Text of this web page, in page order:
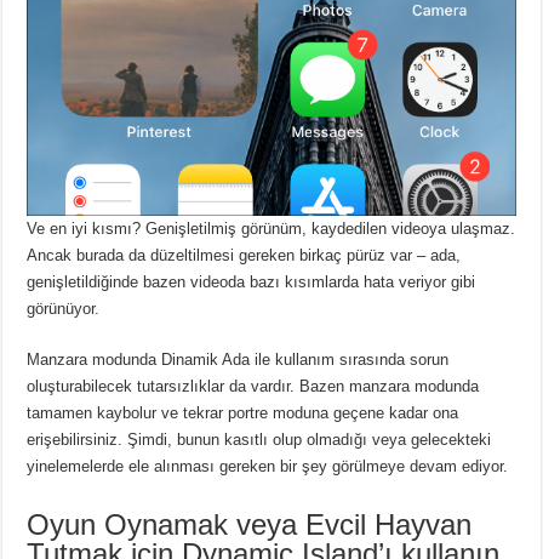
Ve en iyi kısmı?Genişletilmiş görünüm, kaydedilen videoya ulaşmaz.
Ancak burada da düzeltilmesi gereken birkaç pürüz var – ada,
genişletildiğinde bazen videoda bazı kısımlarda hata veriyor gibi
görünüyor.
Manzara modunda Dinamik Ada ile kullanım sırasında sorun
oluşturabilecek tutarsızlıklar da vardır. Bazen manzara modunda
tamamen kaybolur ve tekrar portre moduna geçene kadar ona
erişebilirsiniz.Şimdi, bunun kasıtlı olup olmadığı veya gelecekteki
yinelemelerde ele alınması gereken bir şey görülmeye devam ediyor.
Oyun Oynamak veya Evcil Hayvan